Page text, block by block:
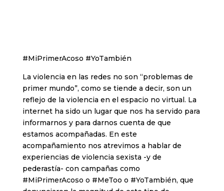
#MiPrimerAcoso #YoTambién
La violencia en las redes no son “problemas de
primer mundo”, como se tiende a decir, son un
reflejo de la violencia en el espacio no virtual. La
internet ha sido un lugar que nos ha servido para
informarnos y para darnos cuenta de que
estamos acompañadas. En este
acompañamiento nos atrevimos a hablar de
experiencias de violencia sexista -y de
pederastía- con campañas como
#MiPrimerAcoso o #MeToo o #YoTambién, que